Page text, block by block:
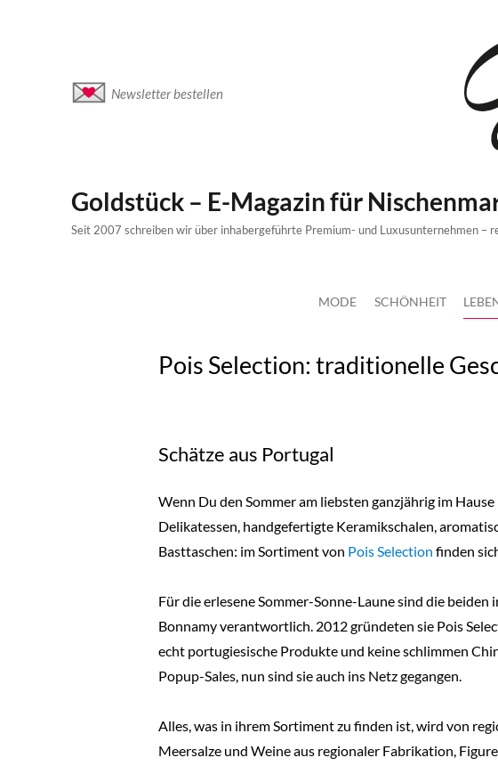
Newsletter bestellen
Goldstück – E-Magazin für
Seit 2007 schreiben wir über inhabergeführte Premium- und Luxusunternehmen –
MODE SCHÖNHEIT
Pois Selection: traditionelle
Schätze aus Portugal
Wenn Du den Sommer am liebsten ganzjährig im
Delikatessen, handgefertigte Keramikschalen,
Basttaschen: im Sortiment von Pois Selection finden
Für die erlesene Sommer-Sonne-Laune sind die
Bonnamy verantwortlich. 2012 gründeten sie Pois
echt portugiesische Produkte und keine schlimmen
Popup-Sales, nun sind sie auch ins Netz gegangen.
Alles, was in ihrem Sortiment zu finden ist, wird von
Meersalze und Weine aus regionaler Fabrikation,